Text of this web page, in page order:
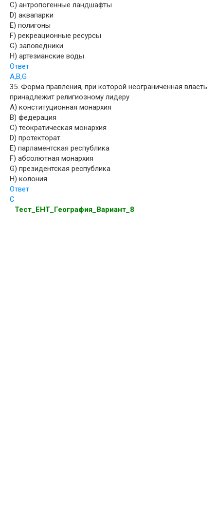
C) антропогенные ландшафты
D) аквапарки
E) полигоны
F) рекреационные ресурсы
G) заповедники
H) артезианские воды
Ответ
A,B,G
35. Форма правления, при которой неограниченная власть
принадлежит религиозному лидеру
A) конституционная монархия
B) федерация
C) теократическая монархия
D) протекторат
E) парламентская республика
F) абсолютная монархия
G) президентская республика
H) колония
Ответ
C
Тест_ЕНТ_География_Вариант_8